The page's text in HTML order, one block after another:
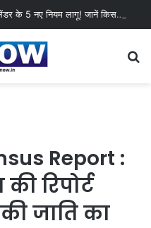
LPG New Rules : आज से गैस सिलेंडर के 5 नए नियम लागू! जानें किसका कटेगा कनेक्शन, कितने दिन बाद होगी बुकिंग?
Report :
रिपोर्ट
जाति का